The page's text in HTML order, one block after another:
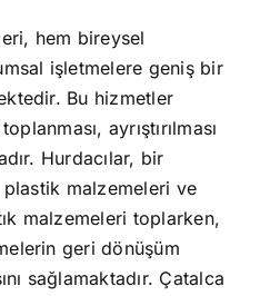
hem bireysel
işletmelere geniş bir
Bu hizmetler
ayrıştırılması
Hurdacılar, bir
malzemeleri ve
malzemeleri toplarken,
geri dönüşüm
sağlamaktadır. Çatalca